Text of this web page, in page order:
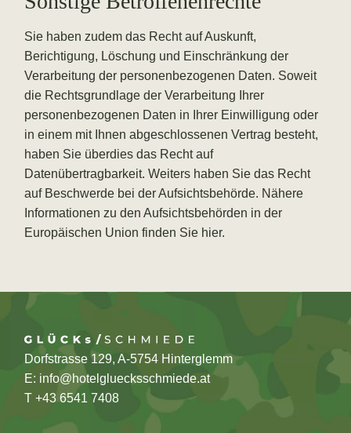
Sie haben zudem das Recht auf Auskunft,
Berichtigung, Löschung und Einschränkung der
Verarbeitung der personenbezogenen Daten. Soweit
die Rechtsgrundlage der Verarbeitung Ihrer
personenbezogenen Daten in Ihrer Einwilligung oder
in einem mit Ihnen abgeschlossenen Vertrag besteht,
haben Sie überdies das Recht auf
Datenübertragbarkeit. Weiters haben Sie das Recht
auf Beschwerde bei der Aufsichtsbehörde. Nähere
Informationen zu den Aufsichtsbehörden in der
Europäischen Union finden Sie hier.
Dorfstrasse 129, A-5754 Hinterglemm
E: info@hotelgluecksschmiede.at
T +43 6541 7408